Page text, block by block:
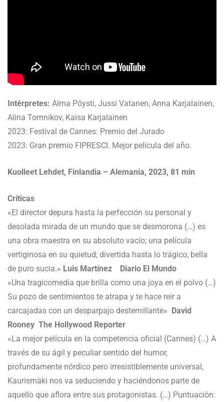
Intérpretes: Alma Pöysti, Jussi Vatanen, Anna Karjalainen,
Alina Tomnikov, Kaisa Karjalainen
2023: Festival de Cannes: Premio del Jurado
2023: Gran premio FIPRESCI. Mejor película del año.
Kuolleet Lehdet, Finlandia – Alemania, 2023, 81 min
Críticas
«El director depura hasta la perfección su personal y
desolada mirada de un mundo que se desmorona (…) es
una obra maestra en su absoluto vacío; una película
vertiginosa en su quietud; divertida hasta lo trágico; bella
de puro sucia.» Luis Martínez Diario El Mundo
«Una tragicomedia que brilla como una joya en el polvo (…)
Su pozo de sentimientos te atrapa y te hace reír a
carcajadas con un desparpajo desternillante» David
Rooney The Hollywood Reporter
«La mejor película en la competencia oficial (Cannes) (…) A
través de su ágil y peculiar sentido del humor,
profundamente nórdico pero irresistiblemente universal,
Kaurismäki nos va seduciendo y haciéndonos parte de
aquello que aflora entre sus protagonistas. (…) Puntuación: